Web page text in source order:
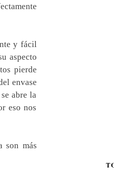
y fácil
aspecto
pierde
envase
abre la
eso nos
son más